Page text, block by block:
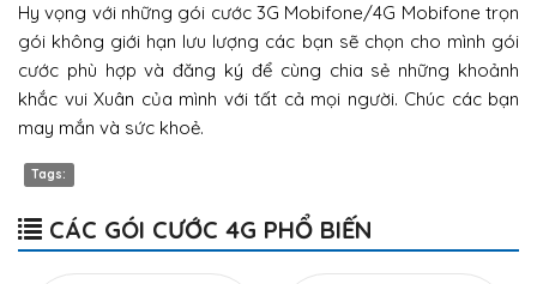
Hy vọng với những gói cước 3G Mobifone/4G Mobifone trọn
gói không giới hạn lưu lượng các bạn sẽ chọn cho mình gói
cước phù hợp và đăng ký để cùng chia sẻ những khoảnh
khắc vui Xuân của mình với tất cả mọi người. Chúc các bạn
may mắn và sức khoẻ.
Tags:
CÁC GÓI CƯỚC 4G PHỔ BIẾN